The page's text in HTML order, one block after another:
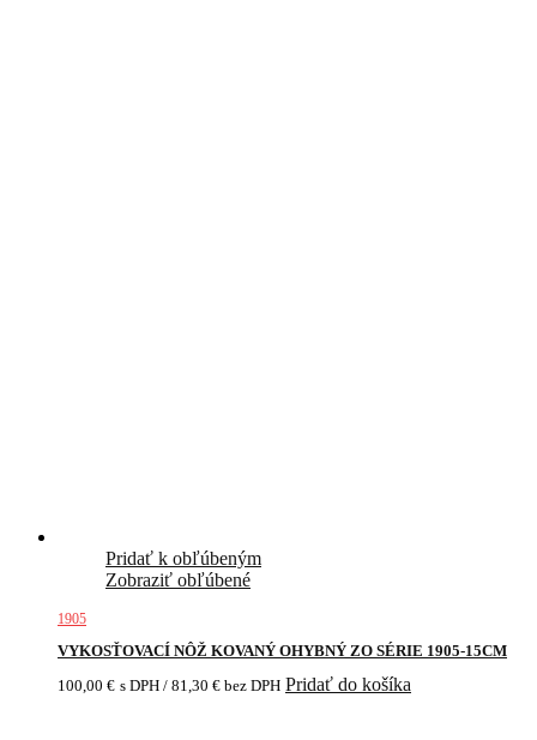
Pridať k obľúbeným
Zobraziť obľúbené
1905
VYKOSŤOVACÍ NÔŽ KOVANÝ OHYBNÝ ZO SÉRIE 1905-15CM
100,00 € s DPH / 81,30 € bez DPH Pridať do košíka